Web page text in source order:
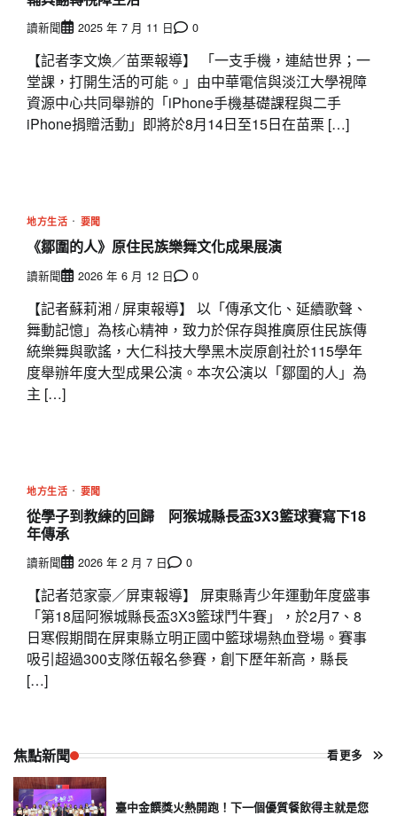
讀新聞 2025 年 7 月 11 日 0
【記者李文煥／苗栗報導】 「一支手機，連結世界；一
堂課，打開生活的可能。」由中華電信與淡江大學視障
資源中心共同舉辦的「iPhone手機基礎課程與二手
iPhone捐贈活動」即將於8月14日至15日在苗栗 […]
地方生活 要聞
《鄒圍的人》原住民族樂舞文化成果展演
讀新聞 2026 年 6 月 12 日 0
【記者蘇莉湘 / 屏東報導】 以「傳承文化、延續歌聲、
舞動記憶」為核心精神，致力於保存與推廣原住民族傳
統樂舞與歌謠，大仁科技大學黑木炭原創社於115學年
度舉辦年度大型成果公演。本次公演以「鄒圍的人」為
主 […]
地方生活 要聞
從學子到教練的回歸 阿猴城縣長盃3X3籃球賽寫下18
年傳承
讀新聞 2026 年 2 月 7 日 0
【記者范家豪／屏東報導】 屏東縣青少年運動年度盛事
「第18屆阿猴城縣長盃3X3籃球鬥牛賽」，於2月7、8
日寒假期間在屏東縣立明正國中籃球場熱血登場。賽事
吸引超過300支隊伍報名參賽，創下歷年新高，縣長
[…]
焦點新聞 看更多
臺中金饌獎火熱開跑！下一個優質餐飲得主就是您